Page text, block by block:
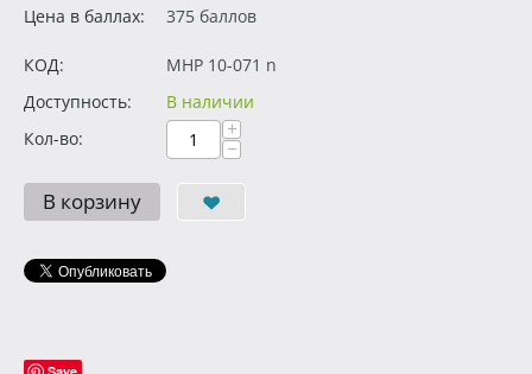
Цена в баллах: 375 баллов
КОД:
MHP 10-071 n
Доступность:
В наличии
Кол-во:
+
−
В корзину